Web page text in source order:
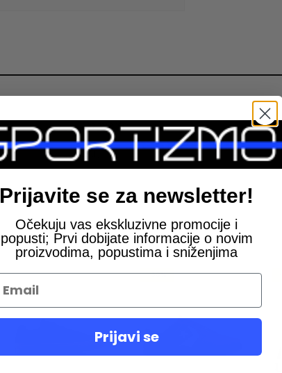
Converse
ASU
-30%
Prijavite se za newsletter!
Očekuju vas ekskluzivne promocije i
popusti; Prvi dobijate informacije o novim
proizvodima, popustima i sniženjima
Prijavi se